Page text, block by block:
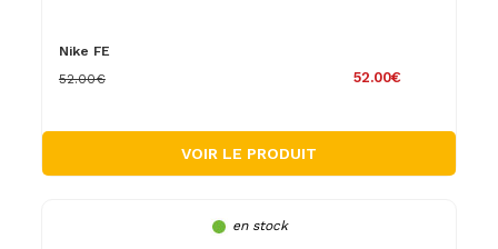
Nike FE
52.00€
52.00€
VOIR LE PRODUIT
en stock